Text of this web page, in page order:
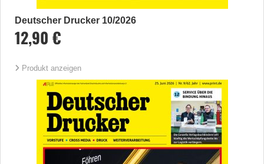
Deutscher Drucker 10/2026
12,90 €
Produkt anzeigen